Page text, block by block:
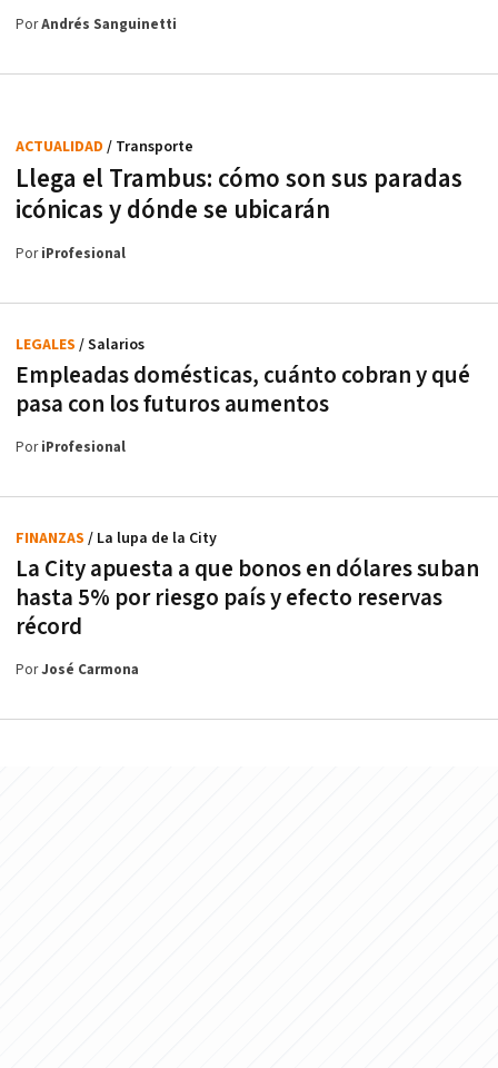
PorAndrés Sanguinetti
Llega el Trambus: cómo son sus paradas
icónicas y dónde se ubicarán
ACTUALIDAD / Transporte
PoriProfesional
Empleadas domésticas, cuánto cobran y qué
pasa con los futuros aumentos
LEGALES / Salarios
PoriProfesional
La City apuesta a que bonos en dólares suban
hasta 5% por riesgo país y efecto reservas
récord
FINANZAS / La lupa de la City
PorJosé Carmona